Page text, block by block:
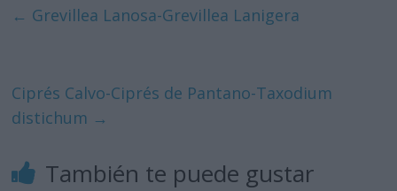
← Grevillea Lanosa-Grevillea Lanigera
Ciprés Calvo-Ciprés de Pantano-Taxodium
distichum →
También te puede gustar